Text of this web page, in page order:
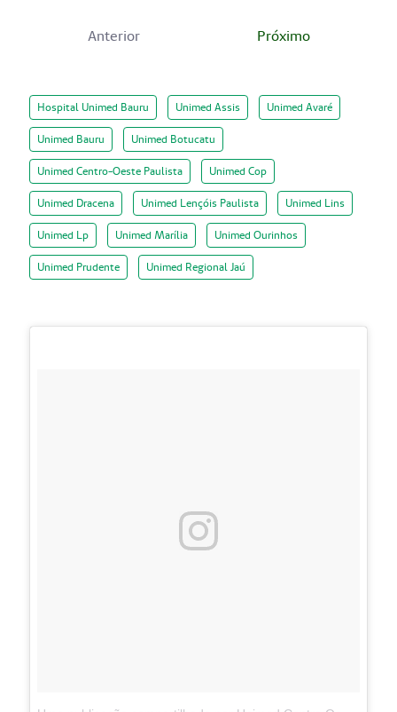
Anterior Próximo
Hospital Unimed Bauru Unimed Assis Unimed Avaré
Unimed Bauru Unimed Botucatu
Unimed Centro-Oeste Paulista Unimed Cop
Unimed Dracena Unimed Lençóis Paulista Unimed Lins
Unimed Lp Unimed Marília Unimed Ourinhos
Unimed Prudente Unimed Regional Jaú